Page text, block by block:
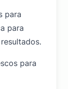
para
para
para